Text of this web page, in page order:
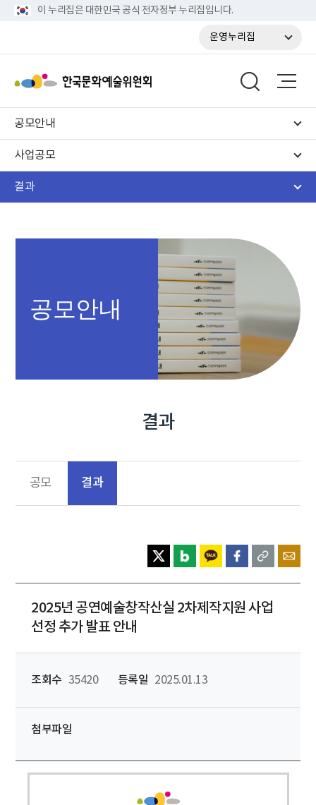
이 누리집은 대한민국 공식 전자정부 누리집입니다.
운영누리집
공모안내
사업공모
결과
공모안내
결과
공모 결과
2025년 공연예술창작산실 2차제작지원 사업
선정 추가 발표 안내
조회수 35420 등록일 2025.01.13
첨부파일